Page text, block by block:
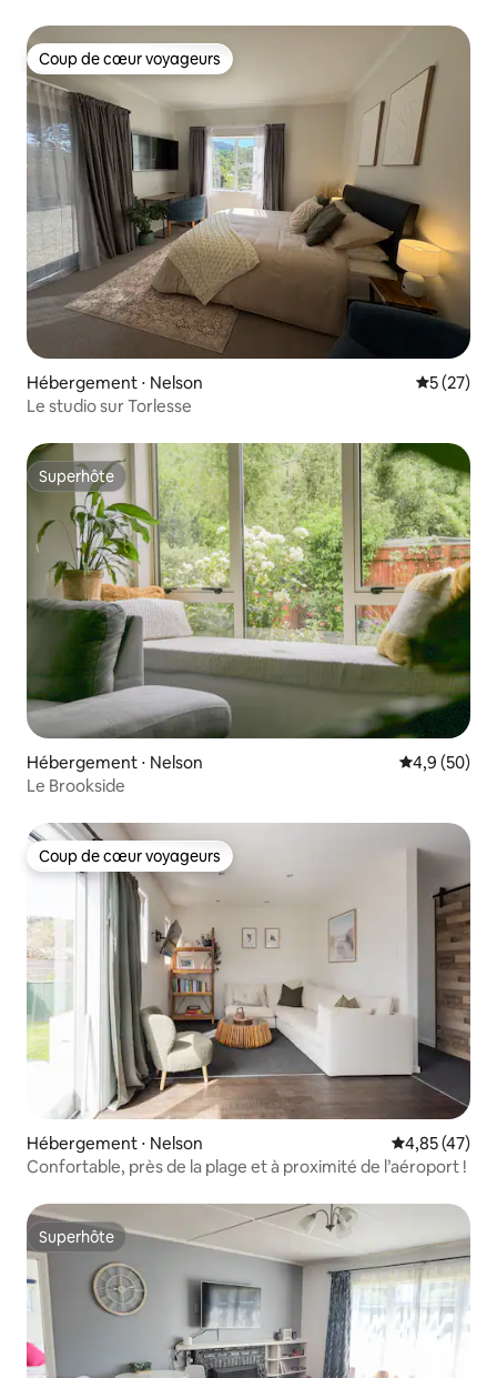
Coup de cœur voyageurs
Coup de cœur voyageurs
Hébergement ⋅ Nelson
5 (27)
Le studio sur Torlesse
Superhôte
Superhôte
Hébergement ⋅ Nelson Évaluation
4,9 (50)
Le Brookside
Coup de cœur voyageurs
Coup de cœur voyageurs
Hébergement ⋅ Nelson Évaluation
4,85 (47)
Confortable, près de la plage et à proximité de l’aéroport !
Superhôte
Superhôte